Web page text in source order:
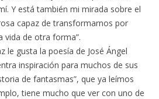
Y está también mi mirada sobre el
capaz de transformarnos por
vida de otra forma”.
le gusta la poesía de José Ángel
inspiración para muchos de sus
de fantasmas”, que ya leímos
tiene mucho que ver con uno de